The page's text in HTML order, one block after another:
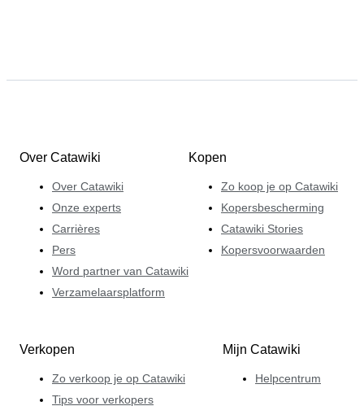
Over Catawiki
Over Catawiki
Onze experts
Carrières
Pers
Word partner van Catawiki
Verzamelaarsplatform
Kopen
Zo koop je op Catawiki
Kopersbescherming
Catawiki Stories
Kopersvoorwaarden
Verkopen
Zo verkoop je op Catawiki
Tips voor verkopers
Mijn Catawiki
Helpcentrum